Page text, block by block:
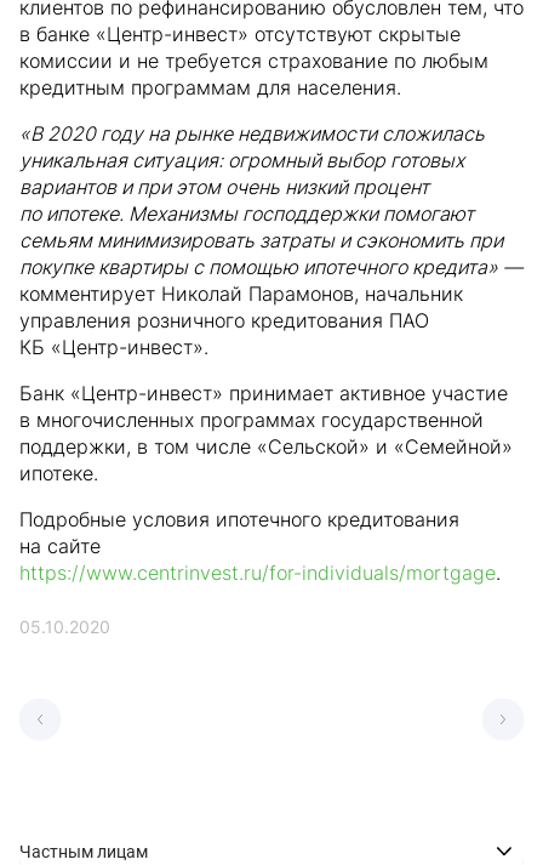
клиентов по рефинансированию обусловлен тем, что
в банке «Центр-инвест» отсутствуют скрытые
комиссии и не требуется страхование по любым
кредитным программам для населения.
«В 2020 году на рынке недвижимости сложилась
уникальная ситуация: огромный выбор готовых
вариантов и при этом очень низкий процент
по ипотеке. Механизмы господдержки помогают
семьям минимизировать затраты и сэкономить при
покупке квартиры с помощью ипотечного кредита» —
комментирует Николай Парамонов, начальник
управления розничного кредитования ПАО
КБ «Центр-инвест».
Банк «Центр-инвест» принимает активное участие
в многочисленных программах государственной
поддержки, в том числе «Сельской» и «Семейной»
ипотеке.
Подробные условия ипотечного кредитования
на сайте
https://www.centrinvest.ru/for-individuals/mortgage.
05.10.2020
Частным лицам